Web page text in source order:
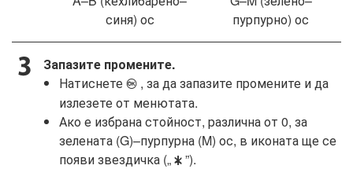
синя) ос
пурпурно) ос
Запазите промените.
Натиснете J , за да запазите промените и да
излезете от менютата.
Ако е избрана стойност, различна от 0, за
зелената (G)–пурпурна (M) ос, в иконата ще се
появи звездичка („ U ”).